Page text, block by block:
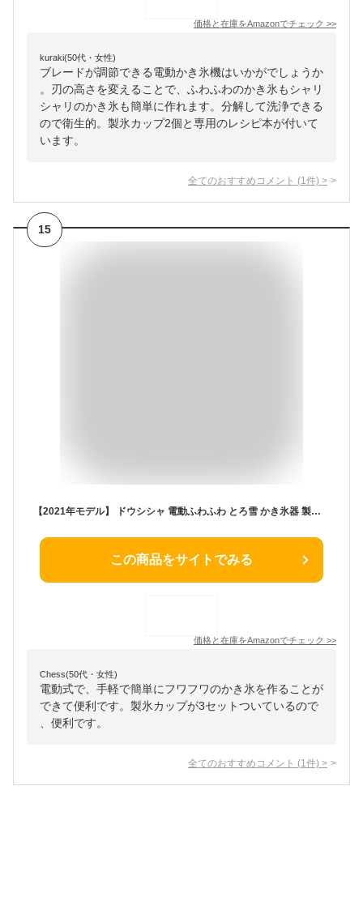
価格と在庫をAmazonでチェック >>
kuraki(50代・女性)
ブレードが調節できる電動かき氷機はいかがでしょうか
。刃の高さを変えることで、ふわふわのかき氷もシャリ
シャリのかき氷も簡単に作れます。分解して洗浄できる
ので衛生的。製氷カップ2個と専用のレシピ本が付いて
います。
全てのおすすめコメント (1 件) >
15
【2021年モデル】 ドウシシャ 電動ふわふわ とろ雪 かき氷器 製氷カップ3セット付き ブラック
この商品をサイトでみる
価格と在庫をAmazonでチェック >>
Chess(50代・女性)
電動式で、手軽で簡単にフワフワのかき氷を作ることが
できて便利です。製氷カップが3セットついているので
、便利です。
全てのおすすめコメント (1 件) >